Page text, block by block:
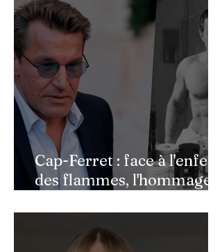
Cap-Ferret : face à l'enfer
des flammes, l'hommage
héros de l'ombre